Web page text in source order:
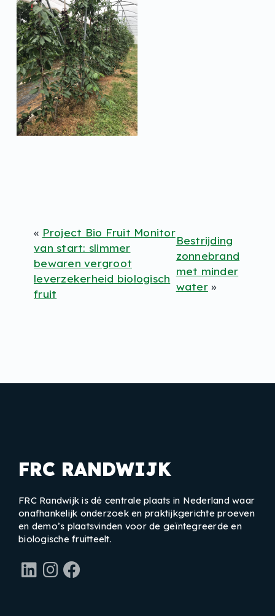
« Project Bio Fruit Monitor
van start: slimmer
bewaren vergroot
leverzekerheid biologisch
fruit
Bestrijding
zonnebrand
met minder
water»
FRC RANDWIJK
FRC Randwijk is dé centrale plaats in Nederland waar
onafhankelijk onderzoek en praktijkgerichte proeven
en demo’s plaatsvinden voor de geïntegreerde en
biologische fruitteelt.
LinkedIn
Instagram